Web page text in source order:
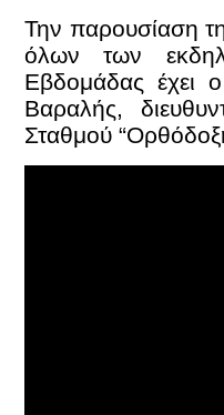
Την παρουσίαση
όλων των
Εβδομάδας έχει
Βαραλής,
Σταθμού